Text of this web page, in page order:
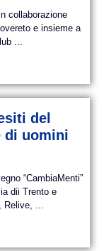
collaborazione
e insieme a
...
del
di uomini
“CambiaMenti”
dii Trento e
...